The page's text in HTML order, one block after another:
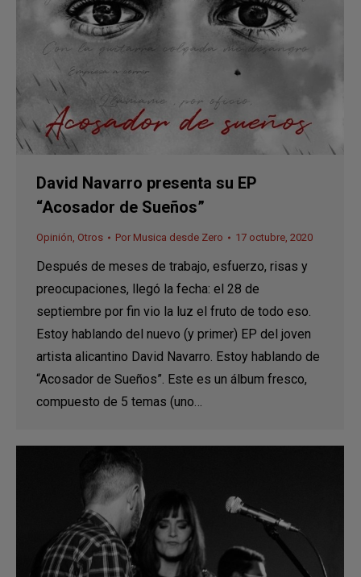
David Navarro presenta su EP
“Acosador de Sueños”
Opinión, Otros Por Musica desde Zero 17 octubre, 2020
Después de meses de trabajo, esfuerzo, risas y
preocupaciones, llegó la fecha: el 28 de
septiembre por fin vio la luz el fruto de todo eso.
Estoy hablando del nuevo (y primer) EP del joven
artista alicantino David Navarro. Estoy hablando de
“Acosador de Sueños”. Este es un álbum fresco,
compuesto de 5 temas (uno…